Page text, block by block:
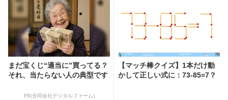
まだ宝くじ“適当に”買ってる？
それ、当たらない人の典型です
PR(合同会社デジタルファーム)
【マッチ棒クイズ】1本だけ動
かして正しい式に：73-85=7？